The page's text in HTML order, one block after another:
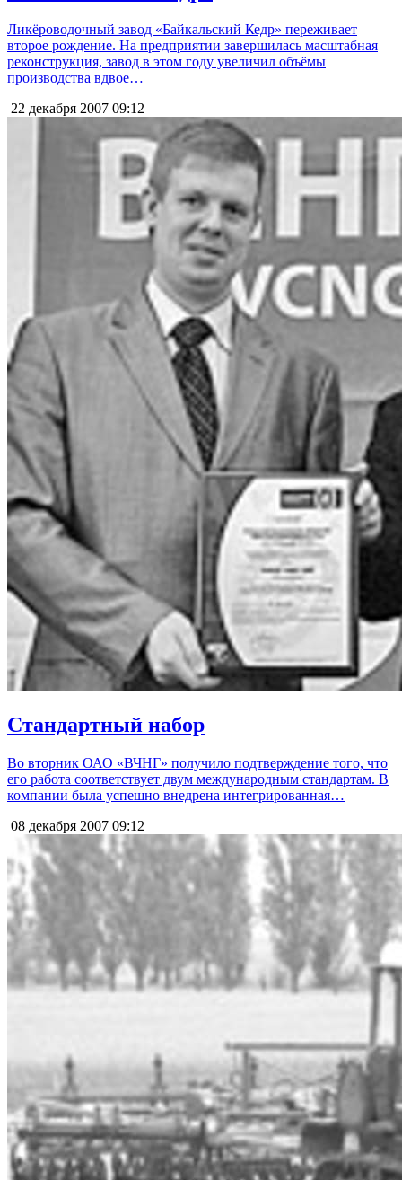
Ликёроводочный завод «Байкальский Кедр» переживает
второе рождение. На предприятии завершилась масштабная
реконструкция, завод в этом году увеличил объёмы
производства вдвое…
22 декабря 2007 09:12
Стандартный набор
Во вторник ОАО «ВЧНГ» получило подтверждение того, что
его работа соответствует двум международным стандартам. В
компании была успешно внедрена интегрированная…
08 декабря 2007 09:12